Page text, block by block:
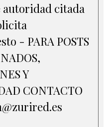
autoridad citada
- PARA POSTS
Y
CONTACTO